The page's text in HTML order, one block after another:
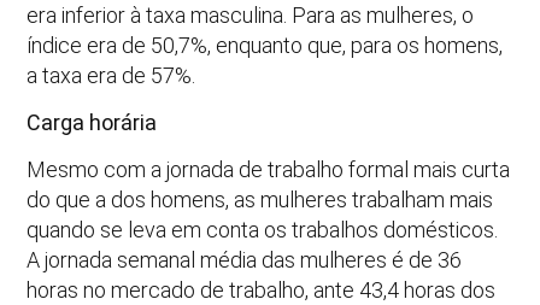
era inferior à taxa masculina. Para as mulheres, o
índice era de 50,7%, enquanto que, para os homens,
a taxa era de 57%.
Carga horária
Mesmo com a jornada de trabalho formal mais curta
do que a dos homens, as mulheres trabalham mais
quando se leva em conta os trabalhos domésticos.
A jornada semanal média das mulheres é de 36
horas no mercado de trabalho, ante 43,4 horas dos